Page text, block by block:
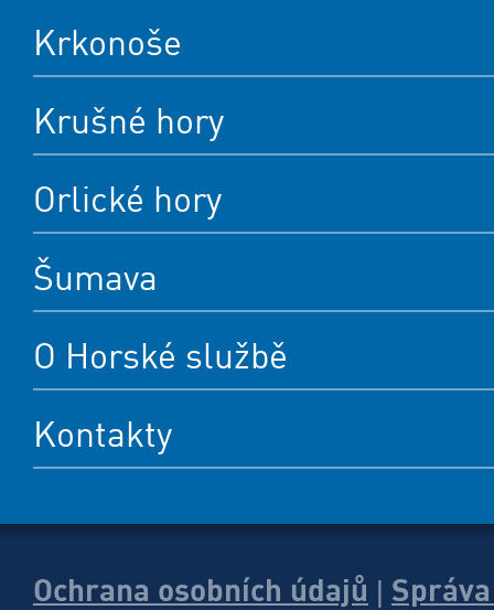
Krkonoše
Krušné hory
Orlické hory
Šumava
O Horské službě
Kontakty
Ochrana osobních údajů